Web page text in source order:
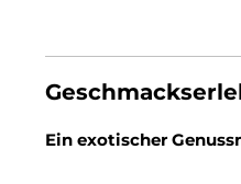
Ein exotischer